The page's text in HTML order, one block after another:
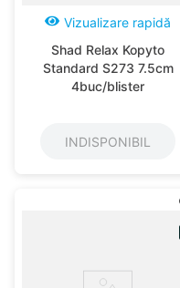
Vizualizare rapidă
Shad Relax Kopyto
Standard S273 7.5cm
4buc/blister
INDISPONIBIL